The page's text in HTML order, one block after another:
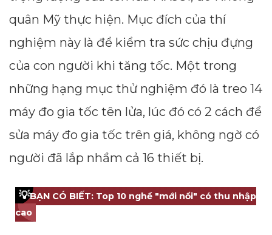
quân Mỹ thực hiện. Mục đích của thí
nghiệm này là để kiểm tra sức chịu đựng
của con người khi tăng tốc. Một trong
những hạng mục thử nghiệm đó là treo 14
máy đo gia tốc tên lửa, lúc đó có 2 cách để
sửa máy đo gia tốc trên giá, không ngờ có
người đã lắp nhầm cả 16 thiết bị.
💡BẠN CÓ BIẾT: Top 10 nghề "mới nổi" có thu nhập
cao
--
Average CTR
--